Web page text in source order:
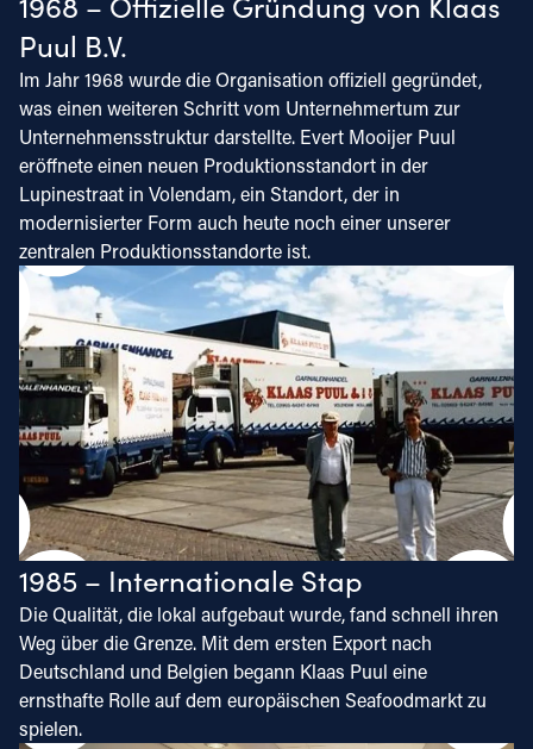
Puul B.V.
Im Jahr 1968 wurde die Organisation offiziell gegründet,
was einen weiteren Schritt vom Unternehmertum zur
Unternehmensstruktur darstellte. Evert Mooijer Puul
eröffnete einen neuen Produktionsstandort in der
Lupinestraat in Volendam, ein Standort, der in
modernisierter Form auch heute noch einer unserer
zentralen Produktionsstandorte ist.
1985 – Internationale Stap
Die Qualität, die lokal aufgebaut wurde, fand schnell ihren
Weg über die Grenze. Mit dem ersten Export nach
Deutschland und Belgien begann Klaas Puul eine
ernsthafte Rolle auf dem europäischen Seafoodmarkt zu
spielen.